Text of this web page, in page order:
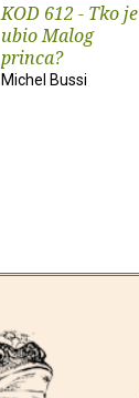
KOD 612 - Tko je
ubio Malog
princa?
Michel Bussi